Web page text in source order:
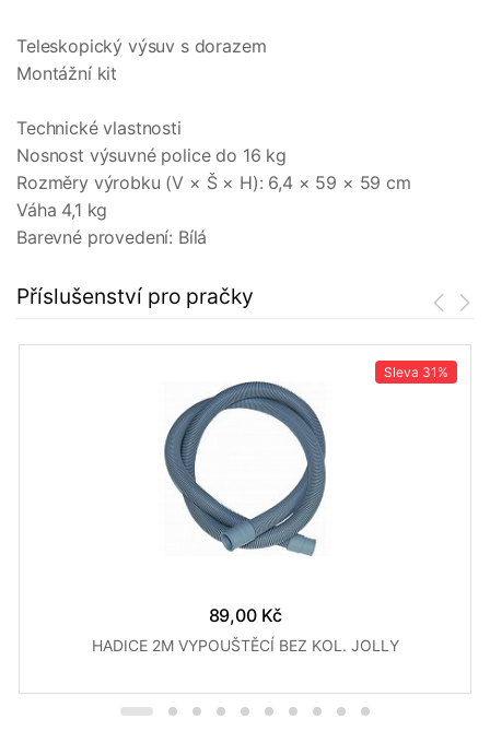
Teleskopický výsuv s dorazem
Montážní kit
Technické vlastnosti
Nosnost výsuvné police do 16 kg
Rozměry výrobku (V × Š × H): 6,4 × 59 × 59 cm
Váha 4,1 kg
Barevné provedení: Bílá
Příslušenství pro pračky
Sleva 31%
89,00 Kč
HADICE 2M VYPOUŠTĚCÍ BEZ KOL. JOLLY